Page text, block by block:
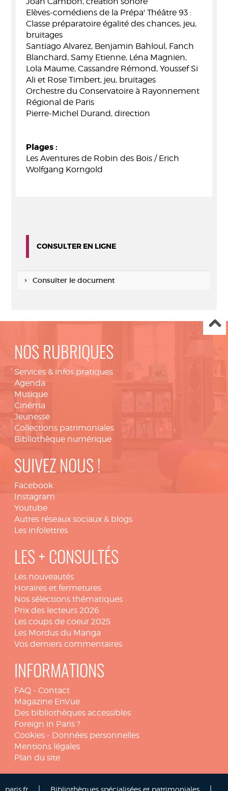
Elèves-comédiens de la Prépa' Théâtre 93 :
Classe préparatoire égalité des chances, jeu,
bruitages
Santiago Alvarez, Benjamin Bahloul, Fanch
Blanchard, Samy Etienne, Léna Magnien,
Lola Maume, Cassandre Rémond, Youssef Si
Ali et Rose Timbert, jeu, bruitages
Orchestre du Conservatoire à Rayonnement
Régional de Paris
Pierre-Michel Durand, direction
Plages :
Les Aventures de Robin des Bois / Erich
Wolfgang Korngold
CONSULTER EN LIGNE
Consulter le document
NOS RUBRIQUES
Services & infos pratiques
Agenda
Musique
Cinéma
Jeunesse
Collections patrimoniales
Bibliothèque numérique
SUIVEZ NOUS !
Facebook
Instagram
Youtube
Autres réseaux sociaux & blogs
Les infolettres
LES + CONSULTÉS
Les nouveautés
Horaires et fermetures
Nos sélections thématiques
Prix des lecteurs 2026
Les coups de coeur 2025
Les Mordus du Manga
Vos derniers commentaires
INFORMATIONS
FAQ - Contact
Magazine EnVue
Des bibliothèques accessibles
Foreign in Paris ?
Cookies - Données personnelles
Mentions légales
Plan du site
paris.fr Bibliothèques spécialisées et patrimoniales